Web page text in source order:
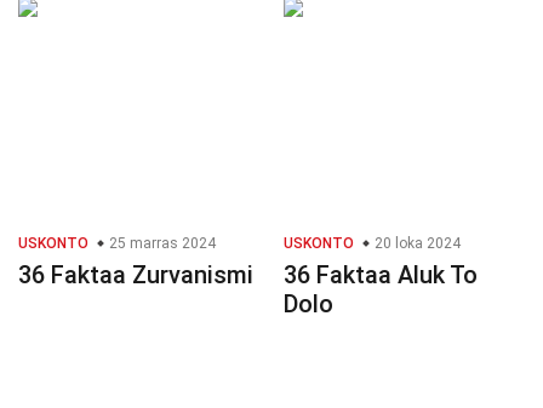
USKONTO 25 marras 2024
36 Faktaa Zurvanismi
USKONTO 20 loka 2024
36 Faktaa Aluk To
Dolo